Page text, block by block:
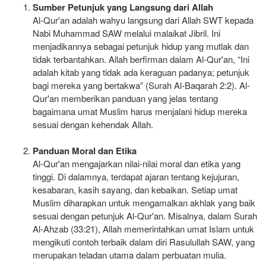
Sumber Petunjuk yang Langsung dari Allah
Al-Qur'an adalah wahyu langsung dari Allah SWT kepada
Nabi Muhammad SAW melalui malaikat Jibril. Ini
menjadikannya sebagai petunjuk hidup yang mutlak dan
tidak terbantahkan. Allah berfirman dalam Al-Qur'an, “Ini
adalah kitab yang tidak ada keraguan padanya; petunjuk
bagi mereka yang bertakwa” (Surah Al-Baqarah 2:2). Al-
Qur'an memberikan panduan yang jelas tentang
bagaimana umat Muslim harus menjalani hidup mereka
sesuai dengan kehendak Allah.
Panduan Moral dan Etika
Al-Qur'an mengajarkan nilai-nilai moral dan etika yang
tinggi. Di dalamnya, terdapat ajaran tentang kejujuran,
kesabaran, kasih sayang, dan kebaikan. Setiap umat
Muslim diharapkan untuk mengamalkan akhlak yang baik
sesuai dengan petunjuk Al-Qur'an. Misalnya, dalam Surah
Al-Ahzab (33:21), Allah memerintahkan umat Islam untuk
mengikuti contoh terbaik dalam diri Rasulullah SAW, yang
merupakan teladan utama dalam perbuatan mulia.